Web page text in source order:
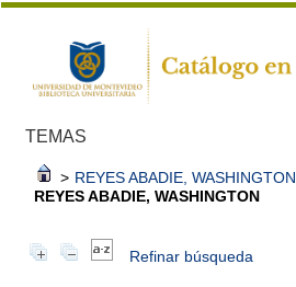
TEMAS
> REYES ABADIE, WASHINGTON
REYES ABADIE, WASHINGTON
Refinar búsqueda